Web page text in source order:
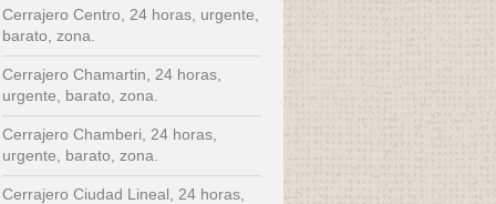
Cerrajero Centro, 24 horas, urgente,
barato, zona.
Cerrajero Chamartin, 24 horas,
urgente, barato, zona.
Cerrajero Chamberi, 24 horas,
urgente, barato, zona.
Cerrajero Ciudad Lineal, 24 horas,